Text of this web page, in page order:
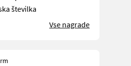
številka
Vse nagrade